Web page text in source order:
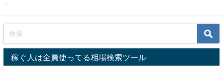
稼ぐ人は全員使ってる相場検索ツール